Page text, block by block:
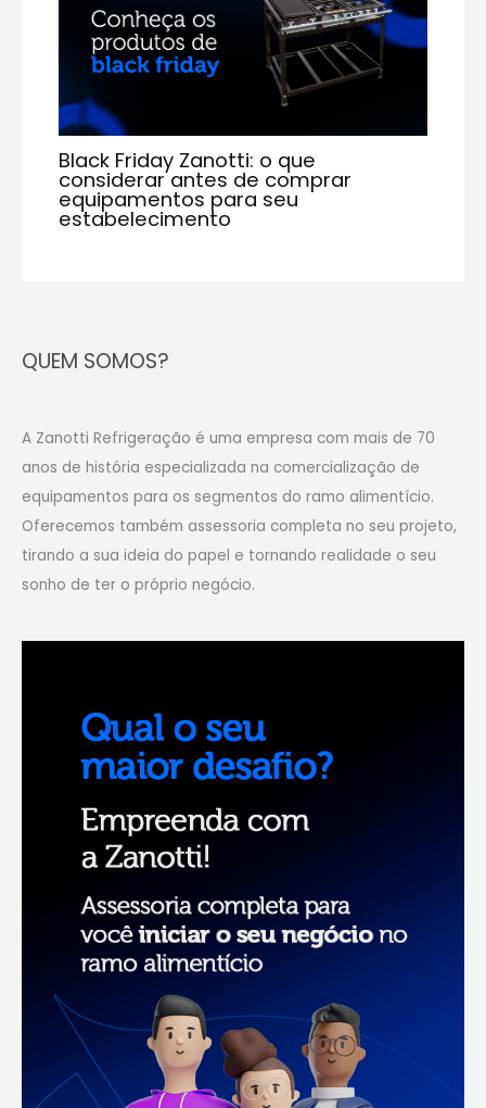
Black Friday Zanotti: o que
considerar antes de comprar
equipamentos para seu
estabelecimento
QUEM SOMOS?
A Zanotti Refrigeração é uma empresa com mais de 70
anos de história especializada na comercialização de
equipamentos para os segmentos do ramo alimentício.
Oferecemos também assessoria completa no seu projeto,
tirando a sua ideia do papel e tornando realidade o seu
sonho de ter o próprio negócio.